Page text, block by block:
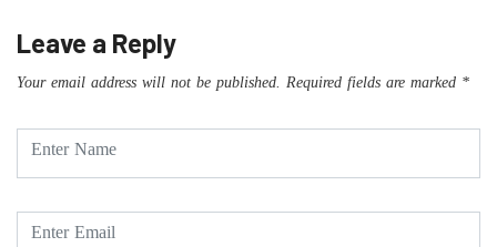
Leave a Reply
Your email address will not be published. Required fields are marked *